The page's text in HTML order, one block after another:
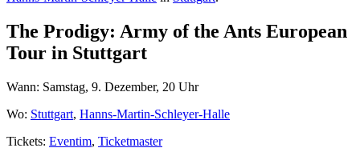
The Prodigy: Army of the Ants European
Tour in Stuttgart
Wann: Samstag, 9. Dezember, 20 Uhr
Wo: Stuttgart, Hanns-Martin-Schleyer-Halle
Tickets: Eventim, Ticketmaster